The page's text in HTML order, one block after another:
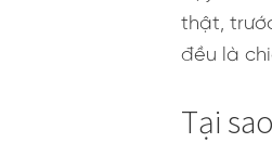
thật,
đều là
Tại